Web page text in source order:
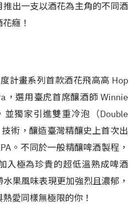
出一支以酒花為主角的不同酒
癮！
計畫系列首款酒花飛高高 Hop
，選用臺虎首席釀酒師 Winnie
並獨家引進雙重冷泡（Double
術，釀造臺灣精釀史上首次出
。不同於一般精釀啤酒製程，
入極為珍貴的超低溫熟成啤酒
果風味表現更加強烈且濃郁，
愛同樣無極限的你！